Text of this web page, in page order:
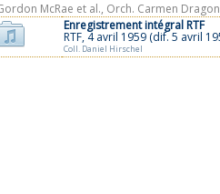
McRae et al., Orch. Carmen
Enregistrement intégral RTF
RTF, 4 avril 1959 (dif. 5 avril
Coll. Daniel Hirschel